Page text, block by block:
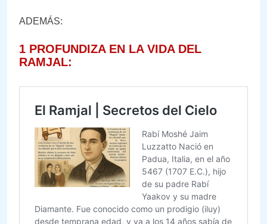
ADEMÁS:
1 PROFUNDIZA EN LA VIDA DEL
RAMJAL: